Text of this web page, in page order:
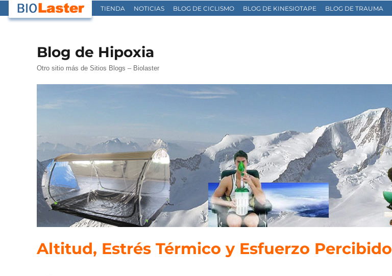
TIENDA NOTICIAS BLOG DE CICLISMO BLOG DE KINESIOTAPE BLOG DE TRAUMA
Blog de Hipoxia
Otro sitio más de Sitios Blogs – Biolaster
Altitud, Estrés Térmico y Esfuerzo Percibido